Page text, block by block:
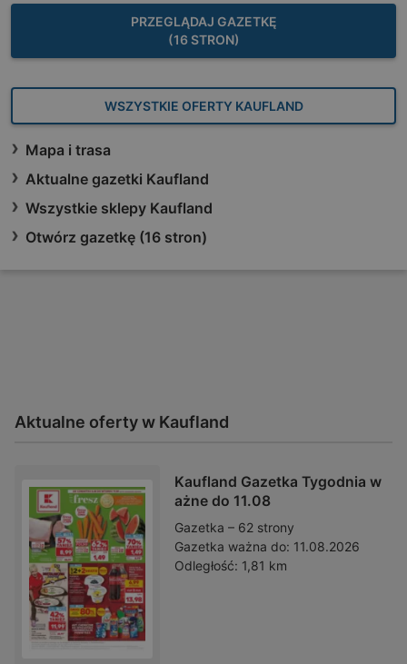
PRZEGLĄDAJ GAZETKĘ
(16 STRON)
WSZYSTKIE OFERTY KAUFLAND
Mapa i trasa
Aktualne gazetki Kaufland
Wszystkie sklepy Kaufland
Otwórz gazetkę (16 stron)
Aktualne oferty w Kaufland
Kaufland Gazetka Tygodnia w
ażne do 11.08
Gazetka – 62 strony
Gazetka ważna do: 11.08.2026
Odległość: 1,81 km